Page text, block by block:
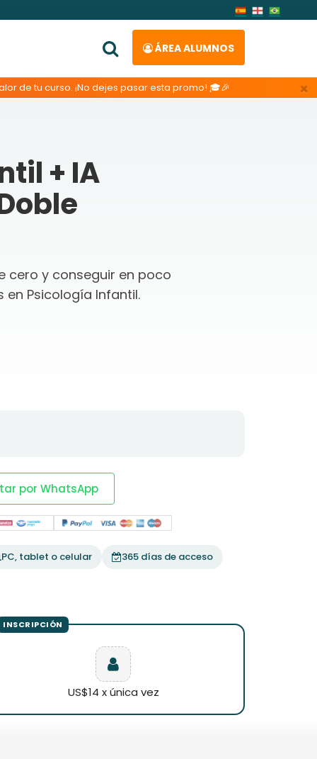
ÁREA ALUMNOS
×
de tu curso. ¡No dejes pasar esta promo! 🎓🎉
+ IA
cero y conseguir en poco
Psicología Infantil.
por WhatsApp
PC, tablet o celular 365 días de acceso
US$14 x única vez